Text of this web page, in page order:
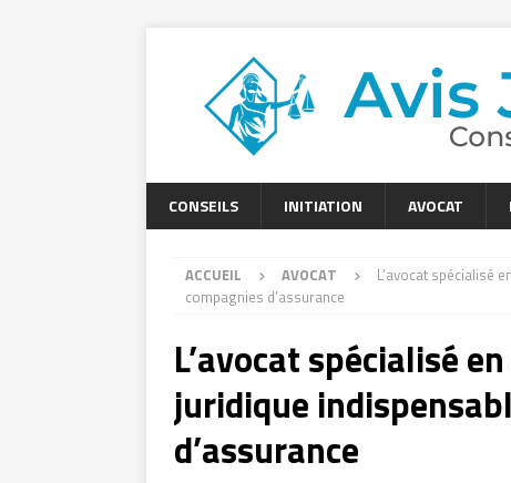
CONSEILS INITIATION AVOCAT
ACCUEIL AVOCAT
L’avocat spécialisé
compagnies d’assurance
L’avocat spécialisé
juridique
d’assurance